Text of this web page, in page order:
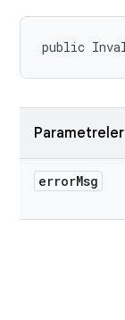
public
Parametreler
errorMsg